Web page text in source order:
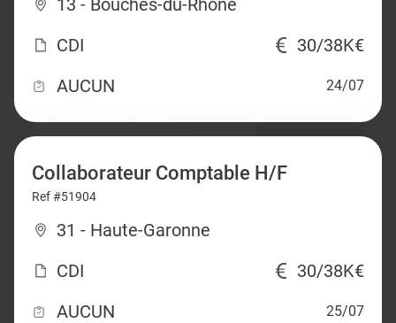
13 - Bouches-du-Rhône
CDI
30/38K€
AUCUN
24/07
Collaborateur Comptable H/F
Ref #51904
31 - Haute-Garonne
CDI
30/38K€
AUCUN
25/07